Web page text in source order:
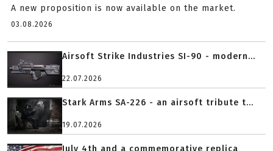
A new proposition is now available on the market.
03.08.2026
Airsoft Strike Industries SI-90 - modern...
22.07.2026
Stark Arms SA-226 - an airsoft tribute t...
19.07.2026
July 4th and a commemorative replica